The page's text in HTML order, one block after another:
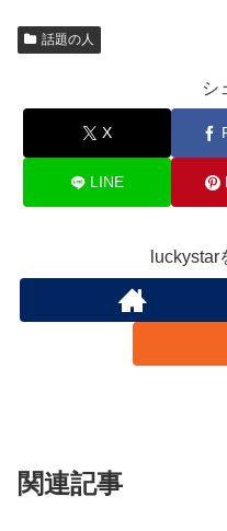
話題の人
シ
X
LINE
luckystar
関連記事